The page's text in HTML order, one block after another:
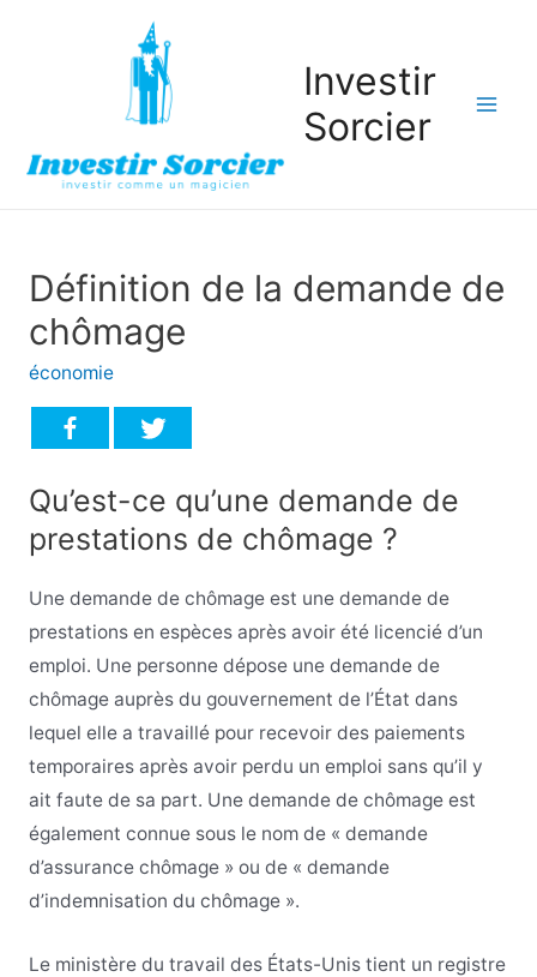
Investir
Sorcier
Définition de la demande de
chômage
économie
Qu’est-ce qu’une demande de
prestations de chômage ?
Une demande de chômage est une demande de
prestations en espèces après avoir été licencié d’un
emploi. Une personne dépose une demande de
chômage auprès du gouvernement de l’État dans
lequel elle a travaillé pour recevoir des paiements
temporaires après avoir perdu un emploi sans qu’il y
ait faute de sa part. Une demande de chômage est
également connue sous le nom de « demande
d’assurance chômage » ou de « demande
d’indemnisation du chômage ».
Le ministère du travail des États-Unis tient un registre